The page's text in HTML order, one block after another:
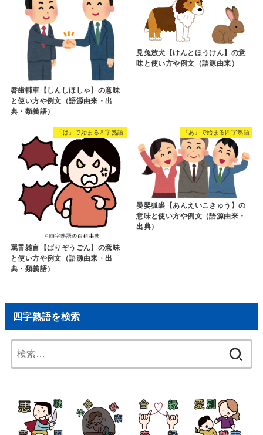
脣歯輔車【しんしほしゃ】の意味
と使い方や例文（語源由来・出
典・類義語）
見兔放犬【けんとほうけん】の意
味と使い方や例文（語源由来）
「は」で始まる四字熟語
罵詈雑言【ばりぞうごん】の意味
と使い方や例文（語源由来・出
典・類義語）
「あ」で始まる四字熟語
晏嬰狐裘【あんえいこきゅう】の
意味と使い方や例文（語源由来・
出典）
四字熟語を検索
索: